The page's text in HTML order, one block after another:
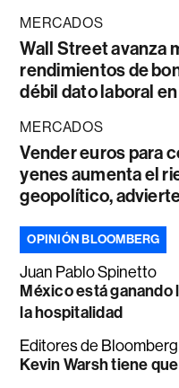
MERCADOS
Wall Street avanza
rendimientos de
débil dato laboral en
MERCADOS
Vender euros para
yenes aumenta el
geopolítico,
OPINIÓN BLOOMBERG
Juan Pablo Spinetto
México está ganando
la hospitalidad
Editores de
Kevin Warsh tiene